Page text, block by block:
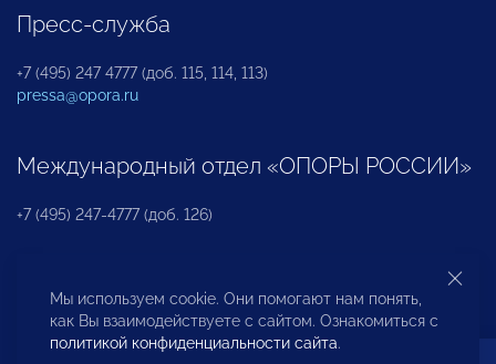
Пресс-служба
+7 (495) 247 4777 (доб. 115, 114, 113)
pressa@opora.ru
Международный отдел «ОПОРЫ РОССИИ»
+7 (495) 247-4777 (доб. 126)
Бюро по защите прав предпринимателей и
инвесторов
Мы используем cookie. Они помогают нам понять,
как Вы взаимодействуете с сайтом. Ознакомиться с
политикой конфиденциальности сайта.